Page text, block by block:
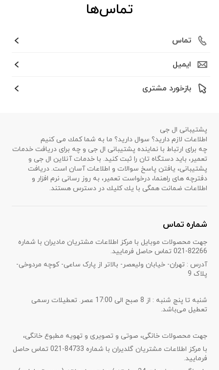
تماس‌ها
تماس
ایمیل
بازخورد مشتری
پشتیبانی ال جی
اطلاعات لازم دارید؟ سوال دارید؟ ما به شما كمك می كنیم
چه برای ارتباط با نماینده پشتیبانی ال جی و چه برای دریافت خدمات
تعمیر، باید دستگاه تان را ثبت كنید. با خدمات آنلاین ال جی و
پشتیبانی، یافتن پاسخ سوالات و اطلاعات آسان است. دریافت
دفترچه های راهنما، درخواست تعمیر، به روز رسانی نرم افزار و
اطلاعات ضمانت همگی با یك كلیك در دسترس هستند.
شماره تماس
جهت محصولات موبایل با مرکز اطلاعات مشتریان مادیران با شماره
82266-021 تماس حاصل فرمایید.
آدرس : تهران- خیابان ولیعصر- بالاتر از پارک ساعی- کوچه مردوخی-
پلاک 9
شنبه تا پنج شنبه : از 8 صبح الی 17:00 عصر. تعطیلات رسمی
تعطیل می‌باشد.
جهت محصولات خانگی، صوتی و تصویری و تهویه مطبوع خانگی،
با مرکز اطلاعات مشتریان گلدیران با شماره 84733-021 تماس حاصل
فرمایید.